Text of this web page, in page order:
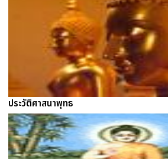
ประวัติศาสนาพุทธ